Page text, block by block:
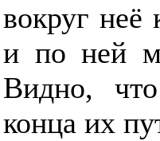
вокруг неё
и по ней
Видно,
конца их